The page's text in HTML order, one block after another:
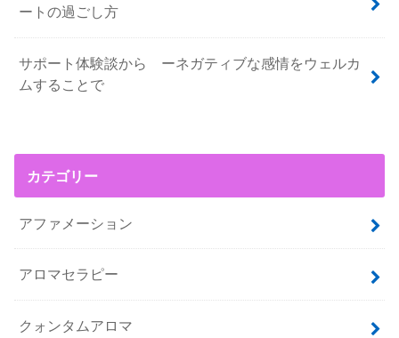
ートの過ごし方
サポート体験談から ーネガティブな感情をウェルカ
ムすることで
カテゴリー
アファメーション
アロマセラピー
クォンタムアロマ